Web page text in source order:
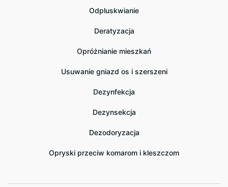
Odpluskwianie
Deratyzacja
Opróżnianie mieszkań
Usuwanie gniazd os i szerszeni
Dezynfekcja
Dezynsekcja
Dezodoryzacja
Opryski przeciw komarom i kleszczom